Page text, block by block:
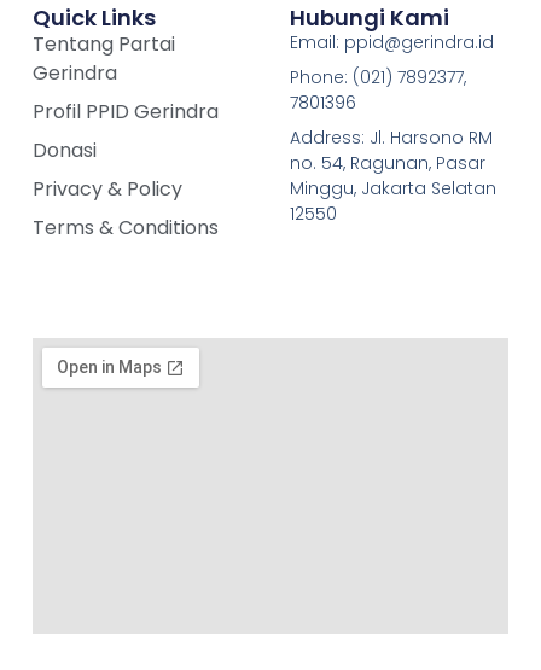
Quick Links
Tentang Partai
Gerindra
Profil PPID Gerindra
Donasi
Privacy & Policy
Terms & Conditions
Hubungi Kami
Email: ppid@gerindra.id
Phone: (021) 7892377,
7801396
Address: Jl. Harsono RM
no. 54, Ragunan, Pasar
Minggu, Jakarta Selatan
12550